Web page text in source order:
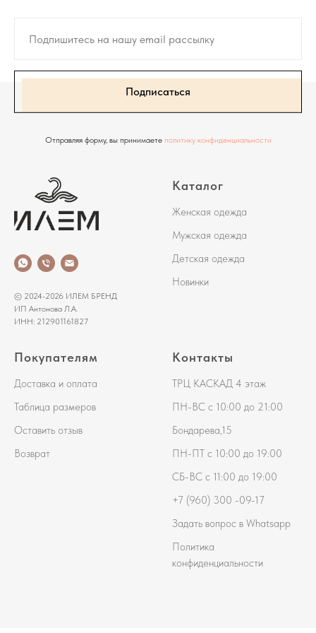
Подписаться
Отправляя форму, вы принимаете политику конфиденциальности
© 2024-2026 ИЛЕМ БРЕНД
ИП Антонова Л.А.
ИНН: 212901161827
Каталог
Женская одежда
Мужская одежда
Детская одежда
Новинки
Покупателям
Доставка и оплата
Таблица размеров
Оставить отзыв
Возврат
Контакты
ТРЦ КАСКАД 4 этаж
ПН-ВС с 10:00 до 21:00
Бондарева,15
ПН-ПТ с 10:00 до 19:00
СБ-ВС с 11:00 до 19:00
+7 (960) 300 -09-17
Задать вопрос в Whatsapp
Политика
конфиденциальности